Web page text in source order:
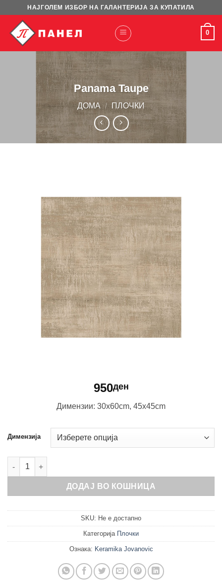
content
НАЈГОЛЕМ ИЗБОР НА ГАЛАНТЕРИЈА ЗА КУПАТИЛА
0
Panama Taupe
ДОМА / ПЛОЧКИ
950ден
Димензии: 30x60cm, 45x45cm
Димензија
Panama Taupe количина
ДОДАЈ ВО КОШНИЦА
SKU: Не е достапно
Категорија Плочки
Ознака: Keramika Jovanovic